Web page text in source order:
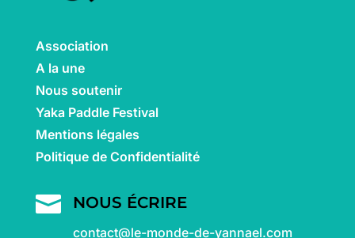
Association
A la une
Nous soutenir
Yaka Paddle Festival
Mentions légales
Politique de Confidentialité
 NOUS ÉCRIRE
contact@le-monde-de-yannael.com